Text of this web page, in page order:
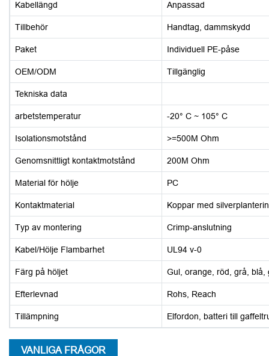
Kabellängd Anpassad
Tillbehör Handtag, dammskydd
Paket Individuell PE-påse
OEM/ODM Tillgänglig
Tekniska data
arbetstemperatur -20° C ~ 105° C
Isolationsmotstånd >=500M Ohm
Genomsnittligt kontaktmotstånd 200M Ohm
Material för hölje PC
Kontaktmaterial Koppar med
Typ av montering Crimp-anslutning
Kabel/Hölje Flambarhet UL94 v-0
Färg på höljet Gul, orange, röd, grå, blå,
Efterlevnad Rohs, Reach
Tillämpning Elfordon, batteri till
VANLIGA FRÅGOR